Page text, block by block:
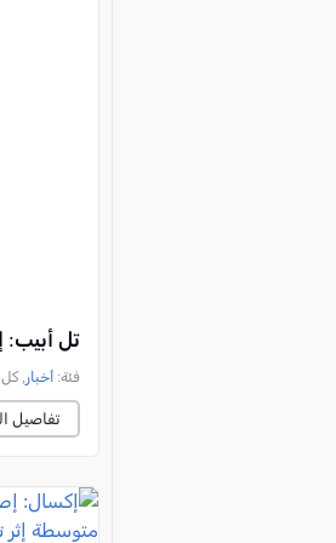
تل أبيب:
فئة: أخبار , كل
تفاصيل